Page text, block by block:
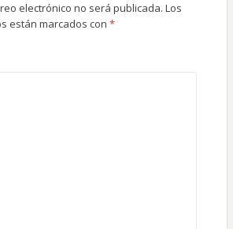
electrónico no será publicada. Los
están marcados con *